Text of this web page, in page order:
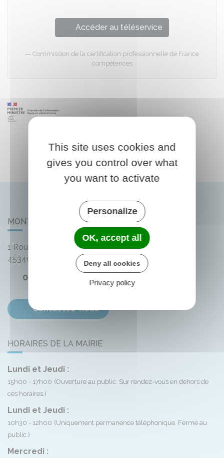
Accéder au téléservice
Commission de la certification professionnelle de France
compétences
MONTLIARD
1 Route de Bellegarde
45340
02 38 33 72 59
Contactez-nous
HORAIRES DE LA MAIRIE
Lundi et Jeudi :
15h00 - 17h00 (Ouverture au public. Sur rendez-vous en dehors de
ces horaires.)
Lundi et Jeudi :
10h30 - 12h00 (Uniquement permanence téléphonique. Fermé au
public.)
Mercredi :
This site uses cookies and
gives you control over what
you want to activate
Personalize
OK, accept all
Deny all cookies
Privacy policy